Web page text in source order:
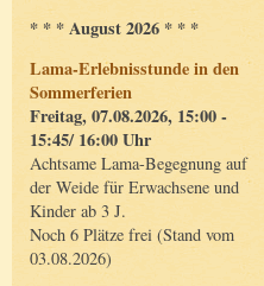
* * * August 2026 * * *
Lama-Erlebnisstunde in den
Sommerferien
Freitag, 07.08.2026, 15:00 -
15:45/ 16:00 Uhr
Achtsame Lama-Begegnung auf
der Weide für Erwachsene und
Kinder ab 3 J.
Noch 6 Plätze frei (Stand vom
03.08.2026)